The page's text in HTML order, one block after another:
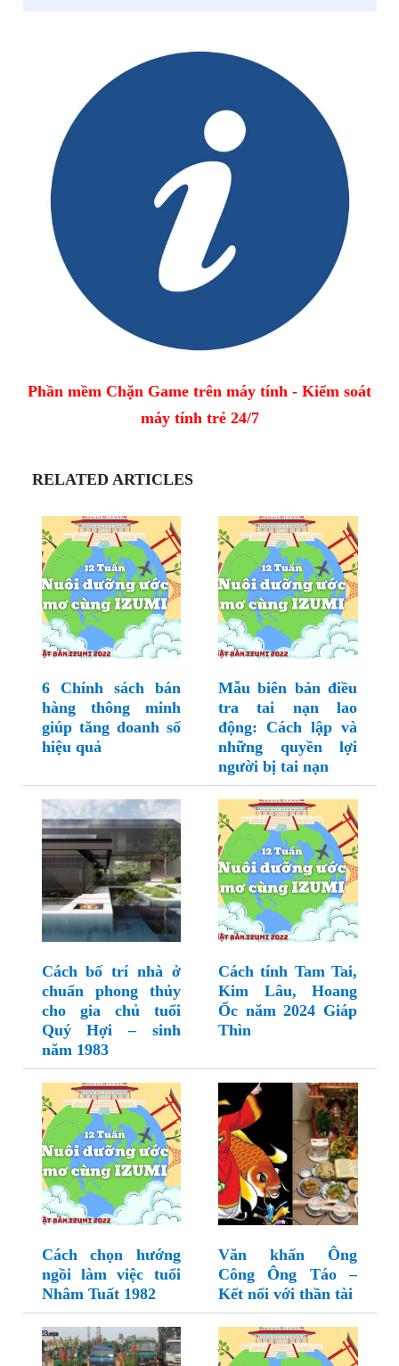
Phần mềm Chặn Game trên máy tính - Kiểm soát
máy tính trẻ 24/7
RELATED ARTICLES
6 Chính sách bán
hàng thông minh
giúp tăng doanh số
hiệu quả
Mẫu biên bản điều
tra tai nạn lao
động: Cách lập và
những quyền lợi
người bị tai nạn
Cách bố trí nhà ở
chuẩn phong thủy
cho gia chủ tuổi
Quý Hợi – sinh
năm 1983
Cách tính Tam Tai,
Kim Lâu, Hoang
Ốc năm 2024 Giáp
Thìn
Cách chọn hướng
ngồi làm việc tuổi
Nhâm Tuất 1982
Văn khấn Ông
Công Ông Táo –
Kết nối với thần tài